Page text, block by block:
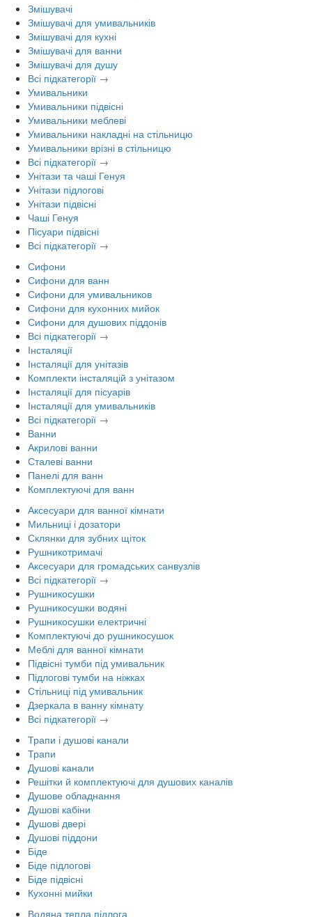
Змішувачі
Змішувачі для умивальників
Змішувачі для кухні
Змішувачі для ванни
Змішувачі для душу
Всі підкатегорії →
Умивальники
Умивальники підвісні
Умивальники меблеві
Умивальники накладні на стільницю
Умивальники врізні в стільницю
Всі підкатегорії →
Унітази та чаші Генуя
Унітази підлогові
Унітази підвісні
Чаші Генуя
Пісуари підвісні
Всі підкатегорії →
Сифони
Сифони для ванн
Сифони для умивальников
Сифони для кухонних мийок
Сифони для душових піддонів
Всі підкатегорії →
Інсталяції
Інсталяції для унітазів
Комплекти інсталяцій з унітазом
Інсталяції для пісуарів
Інсталяції для умивальників
Всі підкатегорії →
Ванни
Акрилові ванни
Сталеві ванни
Панелі для ванн
Комплектуючі для ванн
Аксесуари для ванної кімнати
Мильниці і дозатори
Склянки для зубних щіток
Рушникотримачі
Аксесуари для громадських санвузлів
Всі підкатегорії →
Рушникосушки
Рушникосушки водяні
Рушникосушки електричні
Комплектуючі до рушникосушок
Меблі для ванної кімнати
Підвісні тумби під умивальник
Підлогові тумби на ніжках
Стільниці під умивальник
Дзеркала в ванну кімнату
Всі підкатегорії →
Трапи і душові канали
Трапи
Душові канали
Решітки й комплектуючі для душових каналів
Душове обладнання
Душові кабіни
Душові двері
Душові піддони
Біде
Біде підлогові
Біде підвісні
Кухонні мийки
Водяна тепла підлога